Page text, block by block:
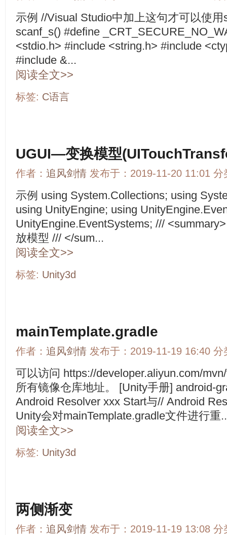
示例 //Visual Studio中加上这句才可以使
scanf_s() #define
<stdio.h> #include <string.h> #include
#include &...
阅读全文>>
标签: C语言
UGUI—变换模型
作者： 追风剑情 发布于：2019-11-20 11:01 分
示例 using System.Collections; using
using UnityEngine; using
UnityEngine.EventSystems; ///
放模型 /// </sum...
阅读全文>>
标签: Unity3d
mainTemplate.gradle
作者： 追风剑情 发布于：2019-11-19 16:40 分
可以访问 https://developer.aliyun.com/
所有镜像仓库地址。 [Unity手册] android-
Android Resolver xxx Start与// Android
Unity会对mainTemplate.gradle文件进行重
阅读全文>>
标签: Unity3d
两侧渐变
作者： 追风剑情 发布于：2019-11-19 13:08 分